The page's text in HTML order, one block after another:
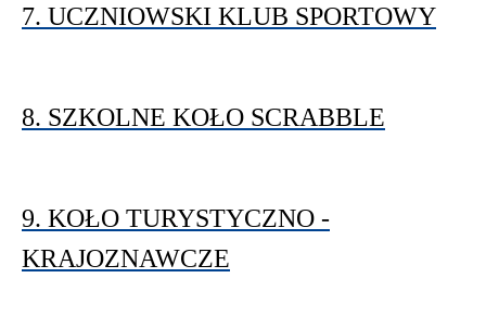
7. UCZNIOWSKI KLUB SPORTOWY
8. SZKOLNE KOŁO SCRABBLE
9. KOŁO TURYSTYCZNO -
KRAJOZNAWCZE